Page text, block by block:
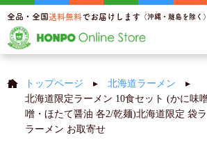
全品・全国送料無料でお届けします （沖縄・離島を除く）
トップページ ▸ 北海道ラーメン
▸
北海道限定ラーメン 10食セット (かに味
噌・ほたて醤油 各2/乾麺)北海道限定 袋
ラーメン お取寄せ